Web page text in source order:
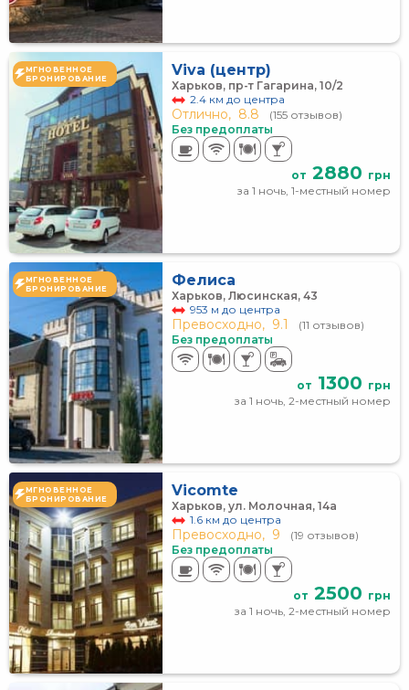
МГНОВЕННОЕ
БРОНИРОВАНИЕ
Viva (центр)
Харьков, пр-т Гагарина, 10/2
2.4 км до центра
Отлично, 8.8
(155 отзывов)
Без предоплаты
от 2880 грн
за 1 ночь, 1-местный номер
МГНОВЕННОЕ
БРОНИРОВАНИЕ
Фелиса
Харьков, Люсинская, 43
953 м до центра
Превосходно, 9.1
(11 отзывов)
Без предоплаты
от 1300 грн
за 1 ночь, 2-местный номер
МГНОВЕННОЕ
БРОНИРОВАНИЕ
Vicomte
Харьков, ул. Молочная, 14а
1.6 км до центра
Превосходно, 9
(19 отзывов)
Без предоплаты
от 2500 грн
за 1 ночь, 2-местный номер